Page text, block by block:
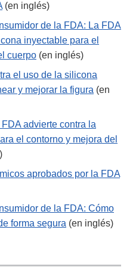
(en inglés)
de la FDA: La FDA
inyectable para el
cuerpo (en inglés)
el uso de la silicona
y mejorar la figura (en
advierte contra la
el contorno y mejora del
aprobados por la FDA
de la FDA: Cómo
forma segura (en inglés)